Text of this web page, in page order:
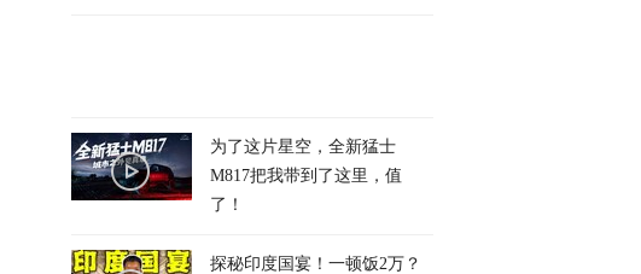
为了这片星空，全新猛士
M817把我带到了这里，值
了！
探秘印度国宴！一顿饭2万？